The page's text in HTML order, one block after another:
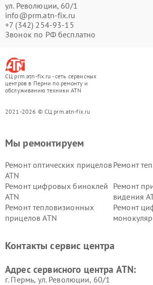
ул. ​Революции, 60/1
info@prm.atn-fix.ru
+7 (342) 254-93-15
Звонок по РФ бесплатно
СЦ prm.atn-fix.ru - сеть сервисных
центров в Перми по ремонту и
обслуживанию техники ATN
2021-2026 © СЦ prm.atn-fix.ru
Мы ремонтируем
Ремонт оптических прицелов
ATN
Ремонт
Ремонт цифровых биноклей
ATN
Ремонт
видения
Ремонт тепловизионных
прицелов ATN
Ремонт
Контакты сервис центра
Адрес сервисного центра ATN:
г. Пермь, ул. ​Революции, 60/1